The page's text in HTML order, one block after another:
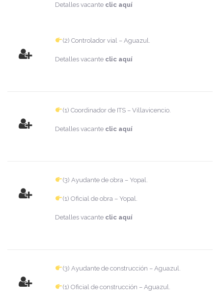
Detalles vacante clic aquí
(2) Controlador vial – Aguazul.
Detalles vacante clic aquí
(1) Coordinador de ITS – Villavicencio.
Detalles vacante clic aquí
(3) Ayudante de obra – Yopal.
(1) Oficial de obra – Yopal.
Detalles vacante clic aquí
(3) Ayudante de construcción – Aguazul.
(1) Oficial de construcción – Aguazul.